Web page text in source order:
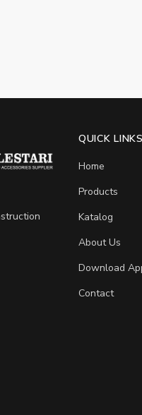
QUICK LINKS
Home
Products
Katalog
About Us
Download
Contact